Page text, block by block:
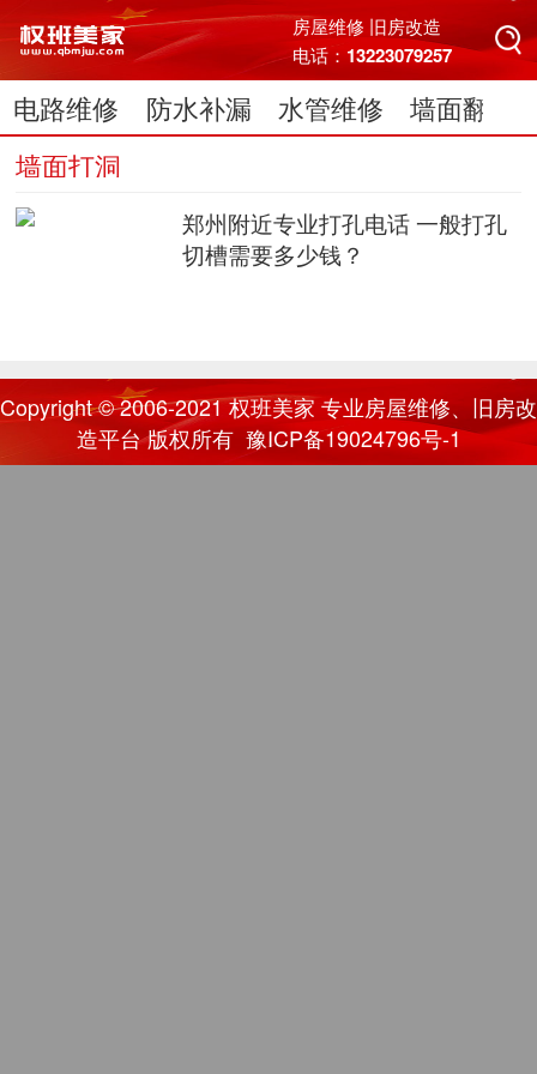
搜索
房屋维修 旧房改造
电话：13223079257
搜索
电路维修 防水补漏 水管维修
墙面翻新
电脑维修
墙面打洞
郑州附近专业打孔电话 一般打孔
切槽需要多少钱？
Copyright © 2006-2021权班美家专业房屋维修、旧房改
造平台 版权所有 豫ICP备19024796号-1